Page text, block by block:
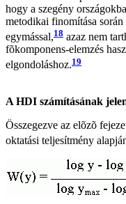
hogy a szegény
metodikai finomítása
egymással,18 azaz nem
fõkomponens-elemzés
elgondoláshoz.19
A HDI számításának
Összegezve az elõzõ
oktatási teljesítmény